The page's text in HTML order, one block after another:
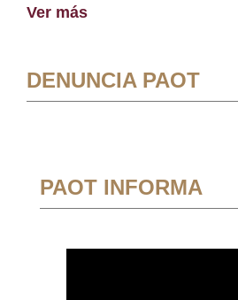
Ver más
DENUNCIA PAOT
PAOT INFORMA